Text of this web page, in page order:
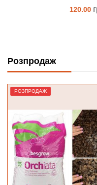
грн.
Розпродаж
РОЗПРОДАЖ